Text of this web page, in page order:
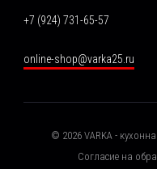
+7 (924) 731-65-57
online-shop@varka25.ru
© 2026VARKA -
Согласие на